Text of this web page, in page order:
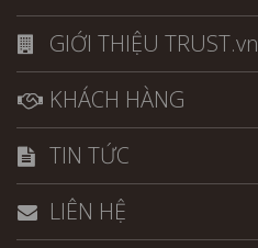
GIỚI THIỆU TRUST.vn
KHÁCH HÀNG
TIN TỨC
LIÊN HỆ